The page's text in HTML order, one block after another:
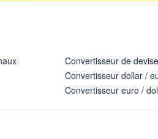
Convertisseur de
Convertisseur dollar /
Convertisseur euro /